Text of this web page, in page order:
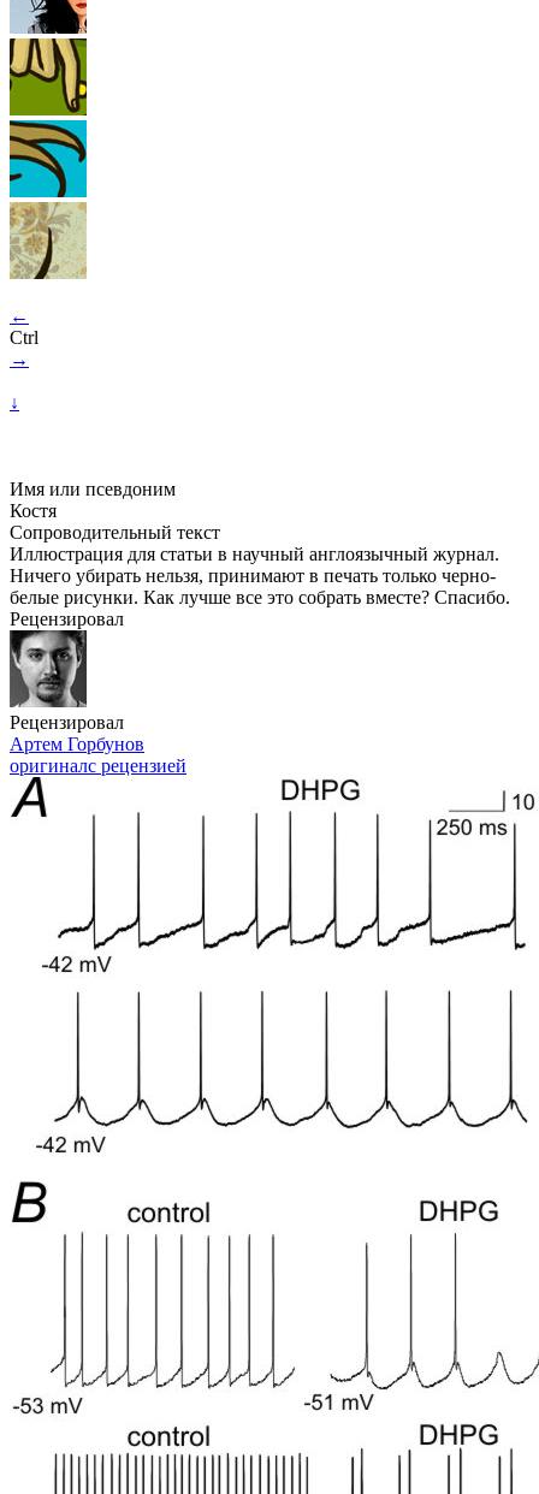
←
Ctrl
→
↓
Имя или псевдоним
Костя
Сопроводительный текст
Иллюстрация для статьи в научный англоязычный журнал.
Ничего убирать нельзя, принимают в печать только черно-
белые рисунки. Как лучше все это собрать вместе? Спасибо.
Рецензировал
Рецензировал
Артем Горбунов
оригиналс рецензией